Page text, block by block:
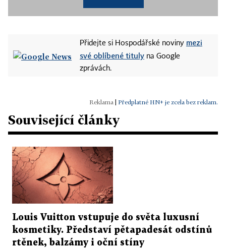
Přidejte si Hospodářské noviny mezi
své oblíbené tituly na Google
zprávách.
Předplatné HN+ je zcela bez reklam.
Související články
Louis Vuitton vstupuje do světa luxusní
kosmetiky. Představí pětapadesát odstínů
rtěnek, balzámy i oční stíny